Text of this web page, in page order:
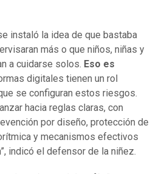
instaló la idea de que bastaba
más o que niños, niñas y
a cuidarse solos. Eso es
digitales tienen un rol
se configuran estos riesgos.
hacia reglas claras, con
por diseño, protección de
y mecanismos efectivos
indicó el defensor de la niñez.